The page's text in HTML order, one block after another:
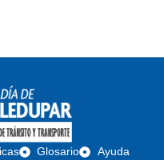
Glosario Ayuda